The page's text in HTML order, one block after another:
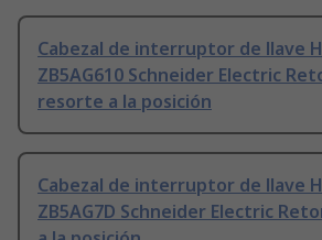
Cabezal de interruptor de llave
ZB5AG610 Schneider Electric
resorte a la posición
Cabezal de interruptor de llave
ZB5AG7D Schneider Electric